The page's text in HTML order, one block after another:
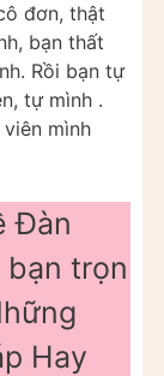
đơn, thật
bạn thất
Rồi bạn tự
tự mình .
mình
Đàn
bạn trọn
Hay